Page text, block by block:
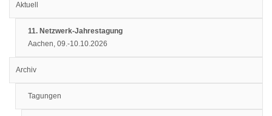
Aktuell
11. Netzwerk-Jahrestagung
Aachen, 09.-10.10.2026
Archiv
Tagungen